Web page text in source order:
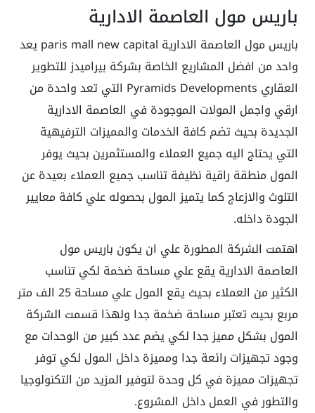
باريس مول العاصمة الادارية
باريس مول العاصمة الادارية paris mall new capital يعد
واحد من افضل المشاريع الخاصة بشركة بيراميدز للتطوير
العقاري Pyramids Developments التي تعد واحدة من
ارقي واجمل المولات الموجودة في العاصمة الادارية
الجديدة بحيث تضم كافة الخدمات والمميزات الترفيهية
التي يحتاج اليه جميع العملاء والمستثمرين بحيث يوفر
المول منطقة راقية نظيفة تناسب جميع العملاء بعيدة عن
التلوث والازعاج كما يتميز المول بحصوله علي كافة معايير
الجودة داخله.
اهتمت الشركة المطورة علي ان يكون باريس مول
العاصمة الادارية يقع علي مساحة ضخمة لكي تناسب
الكثير من العملاء بحيث يقع المول علي مساحة 25 الف متر
مربع بحيث تعتبر مساحة ضخمة جدا ولهذا قسمت الشركة
المول بشكل مميز جدا لكي يضم عدد كبير من الوحدات مع
وجود تجهيزات رائعة جدا ومميزة داخل المول لكي توفر
تجهيزات مميزة في كل وحدة لتوفير المزيد من التكنولوجيا
والتطور في العمل داخل المشروع.